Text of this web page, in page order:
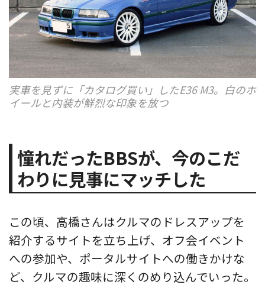
実車を見ずに「カタログ買い」したE36 M3。白のホ
イールと内装が鮮烈な印象を放つ
憧れだったBBSが、今のこだ
わりに見事にマッチした
この頃、高橋さんはクルマのドレスアップを
紹介するサイトを立ち上げ、オフ会イベント
への参加や、ポータルサイトへの働きかけな
ど、クルマの趣味に深くのめり込んでいった。